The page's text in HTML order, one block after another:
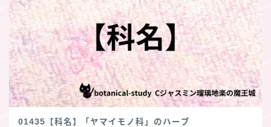
01435【科名】「ヤマイモノ科」のハーブ